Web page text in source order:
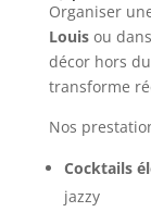
Organiser
Louisou
décor hors
transforme
Nos
Cocktails
jazzy